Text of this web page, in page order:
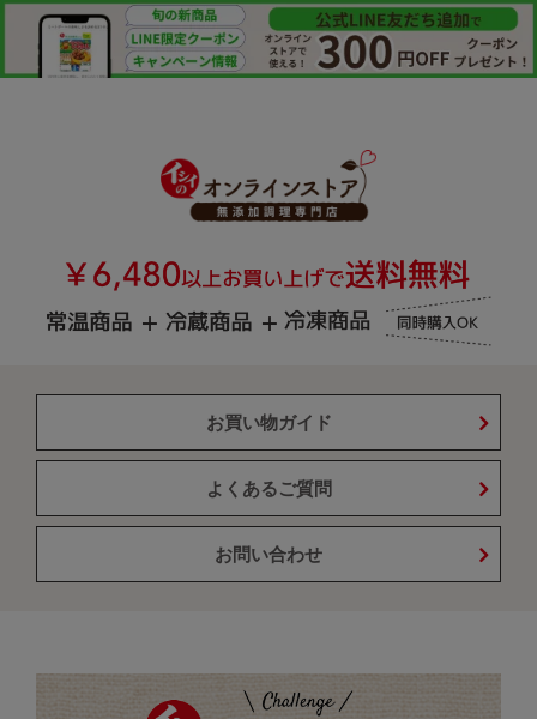
お買い物ガイド
よくあるご質問
お問い合わせ